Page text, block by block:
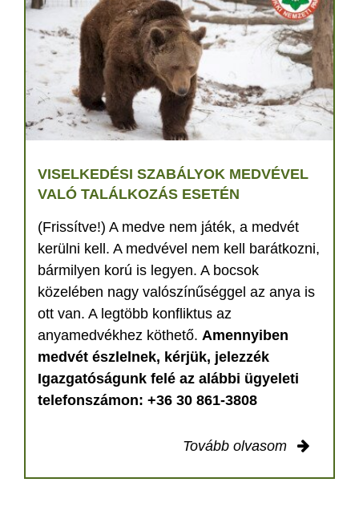
VISELKEDÉSI SZABÁLYOK MEDVÉVEL
VALÓ TALÁLKOZÁS ESETÉN
(Frissítve!) A medve nem játék, a medvét
kerülni kell. A medvével nem kell barátkozni,
bármilyen korú is legyen. A bocsok
közelében nagy valószínűséggel az anya is
ott van. A legtöbb konfliktus az
anyamedvékhez köthető. Amennyiben
medvét észlelnek, kérjük, jelezzék
Igazgatóságunk felé az alábbi ügyeleti
telefonszámon: +36 30 861-3808
Tovább olvasom